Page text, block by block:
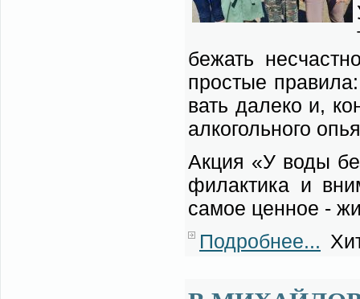
бе­жать
про­стые
вать да­ле­ко и,
ал­ко­голь­но­го
Ак­ция «У во­ды
фи­лак­ти­ка и
са­мое цен­ное -
Подробнее...